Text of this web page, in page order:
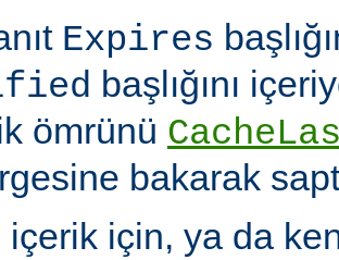
Expires
başlığını
ömrünü
bakarak
içerik için, ya da